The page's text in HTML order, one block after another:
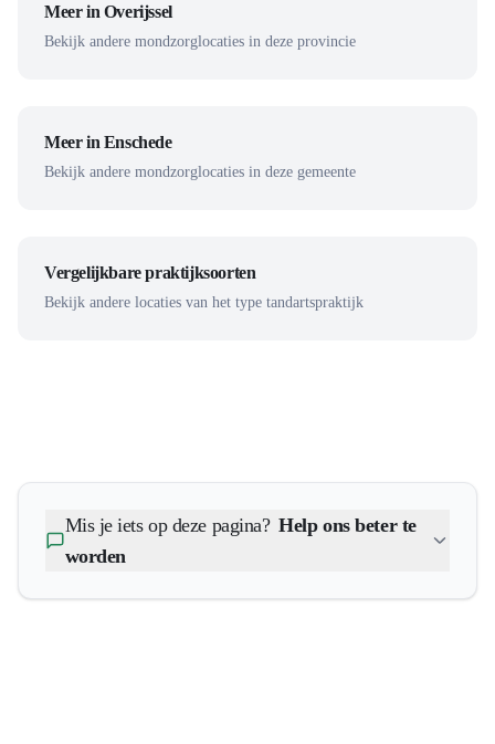
Meer in Overijssel
Bekijk andere mondzorglocaties in deze provincie
Meer in Enschede
Bekijk andere mondzorglocaties in deze gemeente
Vergelijkbare praktijksoorten
Bekijk andere locaties van het type tandartspraktijk
Mis je iets op deze pagina? Help ons beter te
worden